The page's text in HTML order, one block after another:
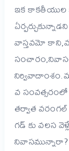
ఇక కాకతీయుల
వాస్తవమో
నిర్వివాదాంశం.
వ సంవత్సరంలో
తర్వాత
గడ్ కు వలస
నివాసమున్నారా?